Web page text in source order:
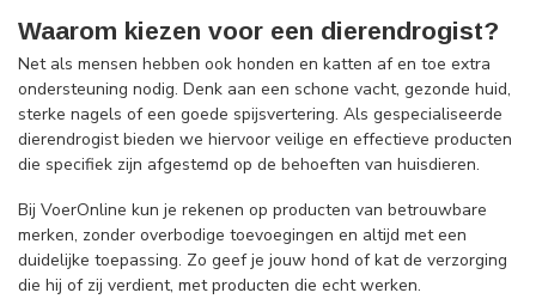
Waarom kiezen voor een dierendrogist?
Net als mensen hebben ook honden en katten af en toe extra
ondersteuning nodig. Denk aan een schone vacht, gezonde huid,
sterke nagels of een goede spijsvertering. Als gespecialiseerde
dierendrogist bieden we hiervoor veilige en effectieve producten
die specifiek zijn afgestemd op de behoeften van huisdieren.
Bij VoerOnline kun je rekenen op producten van betrouwbare
merken, zonder overbodige toevoegingen en altijd met een
duidelijke toepassing. Zo geef je jouw hond of kat de verzorging
die hij of zij verdient, met producten die echt werken.